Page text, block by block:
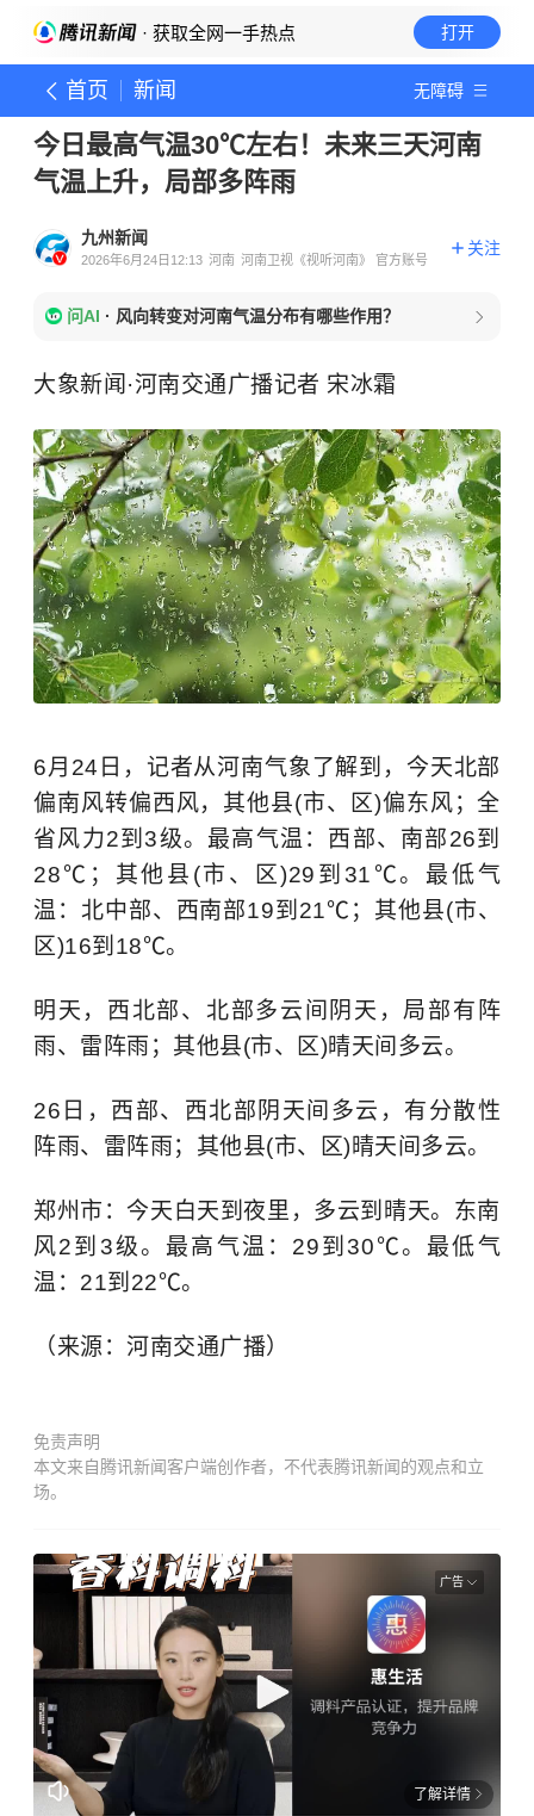
· 获取全网一手热点 打开
首页 新闻 无障碍
今日最高气温30℃左右！未来三天河南
气温上升，局部多阵雨
九州新闻
2026年6月24日12:13 河南 河南卫视《视听河南》 官方账号
关注
问AI · 风向转变对河南气温分布有哪些作用？
大象新闻·河南交通广播记者 宋冰霜
6月24日，记者从河南气象了解到，今天北部
偏南风转偏西风，其他县(市、区)偏东风；全
省风力2到3级。最高气温：西部、南部26到
28℃；其他县(市、区)29到31℃。最低气
温：北中部、西南部19到21℃；其他县(市、
区)16到18℃。
明天，西北部、北部多云间阴天，局部有阵
雨、雷阵雨；其他县(市、区)晴天间多云。
26日，西部、西北部阴天间多云，有分散性
阵雨、雷阵雨；其他县(市、区)晴天间多云。
郑州市：今天白天到夜里，多云到晴天。东南
风2到3级。最高气温：29到30℃。最低气
温：21到22℃。
（来源：河南交通广播）
免责声明
本文来自腾讯新闻客户端创作者，不代表腾讯新闻的观点和立
场。
广告
了解详情